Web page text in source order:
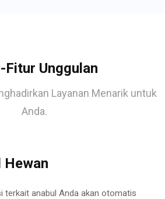
Fitur Unggulan
Layanan Menarik untuk
Anda.
terkait anabul Anda akan otomatis